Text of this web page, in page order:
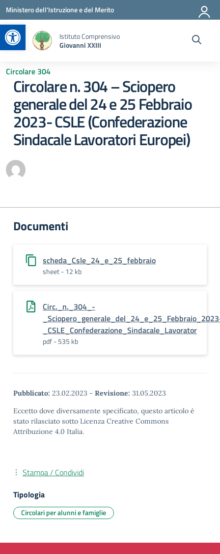
Apri la barra degli strumenti
Vai ai contenuti
Vai al menu di navigazione
Vai al footer
Ministero dell'Istruzione e del Merito
Istituto Comprensivo
Giovanni XXIII
Circolare 304
Circolare n. 304 – Sciopero
generale del 24 e 25 Febbraio
2023- CSLE (Confederazione
Sindacale Lavoratori Europei)
Documenti
scheda_Csle_24_e_25_febbraio
sheet - 12 kb
Circ._n._304_-
_CSLE_Confederazione_Sindacale_Lavorator
pdf - 535 kb
Pubblicato: 23.02.2023 - Revisione: 31.05.2023
Eccetto dove diversamente specificato, questo articolo è
stato rilasciato sotto Licenza Creative Commons
Attribuzione 4.0 Italia.
Stampa / Condividi
Tipologia
Circolari per alunni e famiglie